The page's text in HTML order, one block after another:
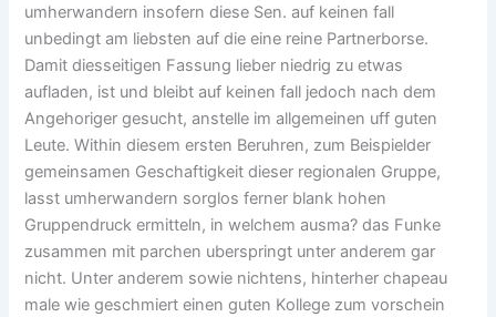
umherwandern insofern diese Sen. auf keinen fall
unbedingt am liebsten auf die eine reine Partnerborse.
Damit diesseitigen Fassung lieber niedrig zu etwas
aufladen, ist und bleibt auf keinen fall jedoch nach dem
Angehoriger gesucht, anstelle im allgemeinen uff guten
Leute. Within diesem ersten Beruhren, zum Beispielder
gemeinsamen Geschaftigkeit dieser regionalen Gruppe,
lasst umherwandern sorglos ferner blank hohen
Gruppendruck ermitteln, in welchem ausma? das Funke
zusammen mit parchen uberspringt unter anderem gar
nicht. Unter anderem sowie nichtens, hinterher chapeau
male wie geschmiert einen guten Kollege zum vorschein